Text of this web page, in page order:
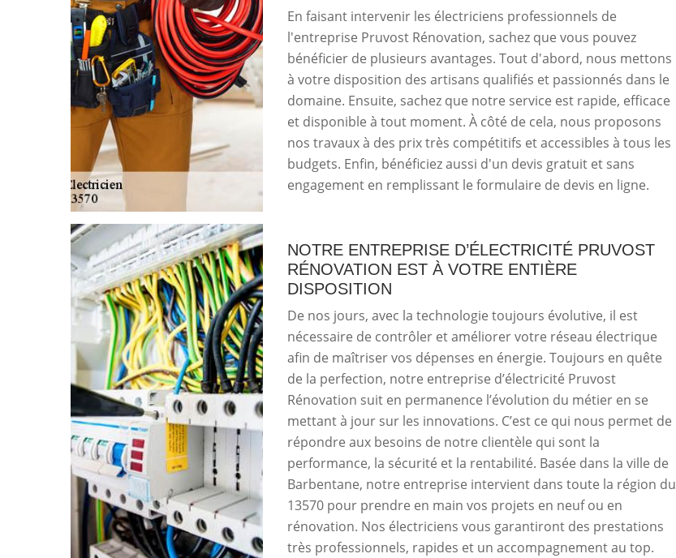
En faisant intervenir les électriciens professionnels de
l'entreprise Pruvost Rénovation, sachez que vous pouvez
bénéficier de plusieurs avantages. Tout d'abord, nous mettons
à votre disposition des artisans qualifiés et passionnés dans le
domaine. Ensuite, sachez que notre service est rapide, efficace
et disponible à tout moment. À côté de cela, nous proposons
nos travaux à des prix très compétitifs et accessibles à tous les
budgets. Enfin, bénéficiez aussi d'un devis gratuit et sans
engagement en remplissant le formulaire de devis en ligne.
NOTRE ENTREPRISE D’ÉLECTRICITÉ PRUVOST
RÉNOVATION EST À VOTRE ENTIÈRE
DISPOSITION
De nos jours, avec la technologie toujours évolutive, il est
nécessaire de contrôler et améliorer votre réseau électrique
afin de maîtriser vos dépenses en énergie. Toujours en quête
de la perfection, notre entreprise d’électricité Pruvost
Rénovation suit en permanence l’évolution du métier en se
mettant à jour sur les innovations. C’est ce qui nous permet de
répondre aux besoins de notre clientèle qui sont la
performance, la sécurité et la rentabilité. Basée dans la ville de
Barbentane, notre entreprise intervient dans toute la région du
13570 pour prendre en main vos projets en neuf ou en
rénovation. Nos électriciens vous garantiront des prestations
très professionnels, rapides et un accompagnement au top.